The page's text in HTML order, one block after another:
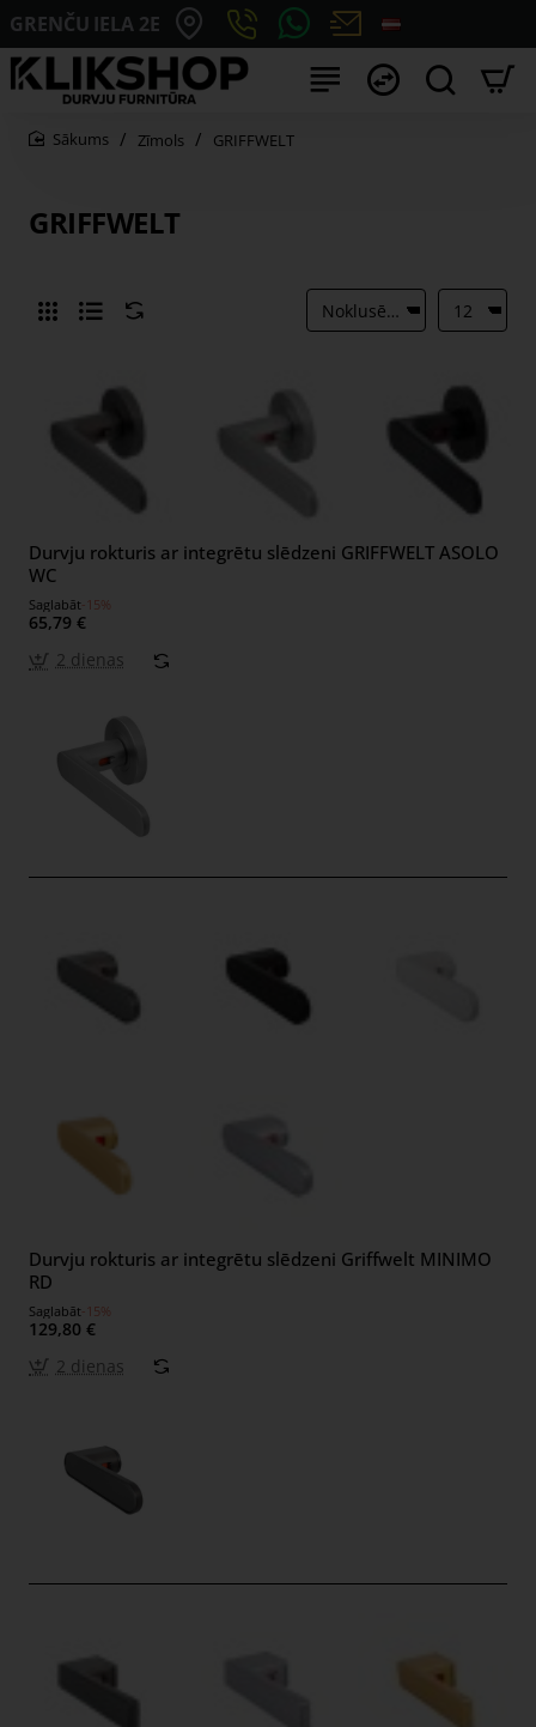
GRENČU IELA 2E
GRIFFWELT
Zīmols GRIFFWELT
Durvju rokturis ar integrētu slēdzeni GRIFFWELT ASOLO
WC
Saglabāt-15%
65,79 €
2 dienas
Durvju rokturis ar integrētu slēdzeni Griffwelt MINIMO
RD
Saglabāt-15%
129,80 €
2 dienas